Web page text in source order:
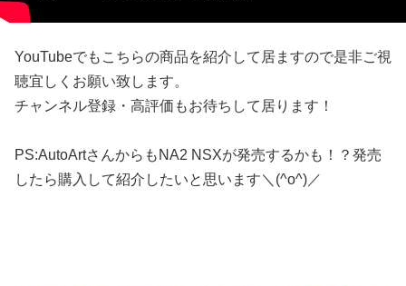
YouTubeでもこちらの商品を紹介して居ますので是非ご視
聴宜しくお願い致します。
チャンネル登録・高評価もお待ちして居ります！
PS:AutoArtさんからもNA2 NSXが発売するかも！？発売
したら購入して紹介したいと思います＼(^o^)／